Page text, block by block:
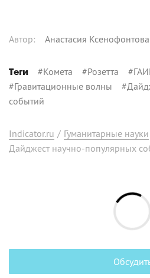
Автор: Анастасия Ксенофонтова
Теги #Комета #Розетта #
#Гравитационные волны #
событий
Indicator.ru / Гуманитарные науки
Дайджест научно-популярных